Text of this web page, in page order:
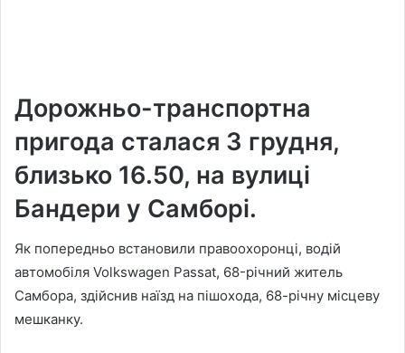
Дорожньо-транспортна
пригода сталася 3 грудня,
близько 16.50, на вулиці
Бандери у Самборі.
Як попередньо встановили правоохоронці, водій
автомобіля Volkswagen Passat, 68-річний житель
Самбора, здійснив наїзд на пішохода, 68-річну місцеву
мешканку.